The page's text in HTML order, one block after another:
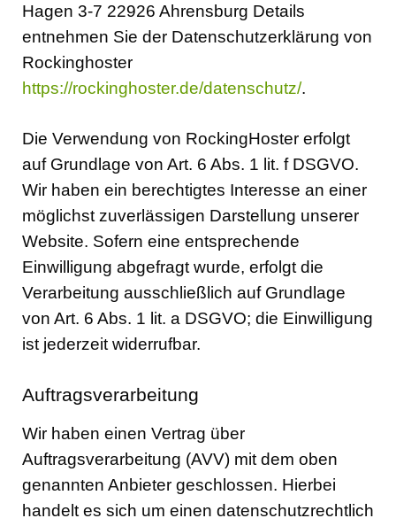
Hagen 3-7 22926 Ahrensburg Details
entnehmen Sie der Datenschutzerklärung von
Rockinghoster
https://rockinghoster.de/datenschutz/.
Die Verwendung von RockingHoster erfolgt
auf Grundlage von Art. 6 Abs. 1 lit. f DSGVO.
Wir haben ein berechtigtes Interesse an einer
möglichst zuverlässigen Darstellung unserer
Website. Sofern eine entsprechende
Einwilligung abgefragt wurde, erfolgt die
Verarbeitung ausschließlich auf Grundlage
von Art. 6 Abs. 1 lit. a DSGVO; die Einwilligung
ist jederzeit widerrufbar.
Auftragsverarbeitung
Wir haben einen Vertrag über
Auftragsverarbeitung (AVV) mit dem oben
genannten Anbieter geschlossen. Hierbei
handelt es sich um einen datenschutzrechtlich